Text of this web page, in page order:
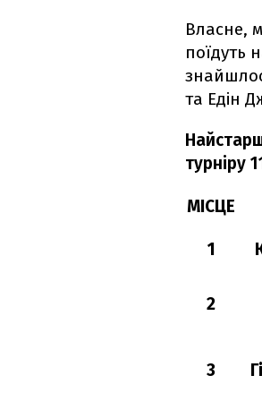
Власне,
поїдуть
та Едін
турніру
МІСЦЕ
1
2
3